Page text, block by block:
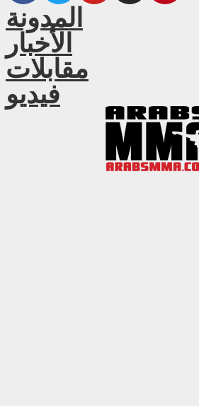
المدونة
الأخبار
مقابلات
فيديو